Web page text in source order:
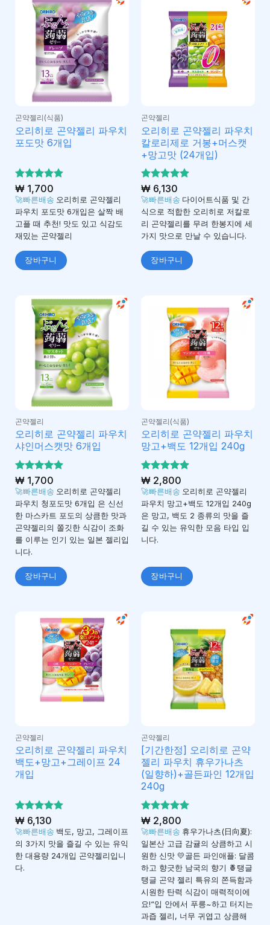
곤약젤리(식품)
오리히로 곤약젤리 파우치
포도맛 6개입
5 중에서
4.92로 평
가됨
₩1,700
🚀빠른배송 오리히로 곤약젤리
파우치 포도맛 6개입은 살짝 배
고플 때 추천! 맛도 있고 식감도
재밌는 곤약젤리
장바구니
곤약젤리
오리히로 곤약젤리 파우치
칼로리제로 거봉+머스캣
+망고맛 (24개입)
5 중에서
4.92로 평
가됨
₩6,130
🚀빠른배송 다이어트식품 및 간
식으로 적합한 오리히로 저칼로
리 곤약젤리를 무려 한봉지에 세
가지 맛으로 만날 수 있습니다.
장바구니
곤약젤리
오리히로 곤약젤리 파우치
샤인머스캣맛 6개입
5 중에서
4.87로 평
가됨
₩1,700
🚀빠른배송 오리히로 곤약젤리
파우치 청포도맛 6개입 은 신선
한 마스카트 포도의 상큼한 맛과
곤약젤리의 쫄깃한 식감이 조화
를 이루는 인기 있는 일본 젤리입
니다.
장바구니
곤약젤리(식품)
오리히로 곤약젤리 파우치
망고+백도 12개입 240g
5 중에서
4.9로 평가
됨
₩2,800
🚀빠른배송 오리히로 곤약젤리
파우치 망고+백도 12개입 240g
은 망고, 백도 2 종류의 맛을 즐
길 수 있는 유익한 모음 타입 입
니다.
장바구니
곤약젤리
오리히로 곤약젤리 파우치
백도+망고+그레이프 24
개입
5 중에서
4.92로 평
가됨
₩6,130
🚀빠른배송 백도, 망고, 그레이프
의 3가지 맛을 즐길 수 있는 유익
한 대용량 24개입 곤약젤리입니
다.
곤약젤리
[기간한정] 오리히로 곤약
젤리 파우치 휴우가나츠
(일향하)+골든파인 12개입
240g
5 중에서
4.97로 평
가됨
₩2,800
🚀빠른배송 휴우가나츠(日向夏):
일본산 고급 감귤의 상큼하고 시
원한 신맛 💛골든 파인애플: 달콤
하고 향긋한 남국의 향기 🍍탱글
탱글 곤약 젤리 특유의 쫀득함과
시원한 탄력 식감이 매력적이에
요!“입 안에서 푸릉~하고 터지는
과즙 젤리, 너무 귀엽고 상큼해